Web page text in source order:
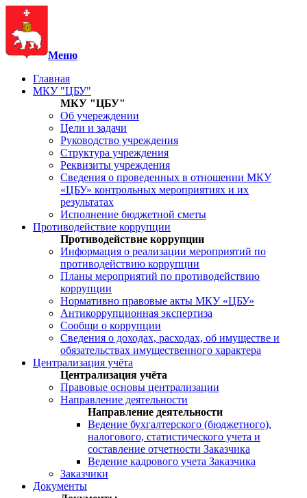
Меню
Главная
МКУ "ЦБУ"
МКУ "ЦБУ"
Об учереждении
Цели и задачи
Руководство учреждения
Структура учреждения
Реквизиты учреждения
Сведения о проведенных в отношении МКУ
«ЦБУ» контрольных мероприятиях и их
результатах
Исполнение бюджетной сметы
Противодействие коррупции
Противодействие коррупции
Информация о реализации мероприятий по
противодействию коррупции
Планы мероприятий по противодействию
коррупции
Нормативно правовые акты МКУ «ЦБУ»
Антикоррупционная экспертиза
Сообщи о коррупции
Сведения о доходах, расходах, об имуществе и
обязательствах имущественного характера
Централизация учёта
Централизация учёта
Правовые основы централизации
Направление деятельности
Направление деятельности
Ведение бухгалтерского (бюджетного),
налогового, статистического учета и
составление отчетности Заказчика
Ведение кадрового учета Заказчика
Заказчики
Документы